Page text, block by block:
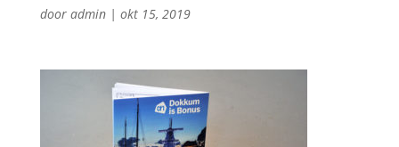
door admin| okt 15, 2019